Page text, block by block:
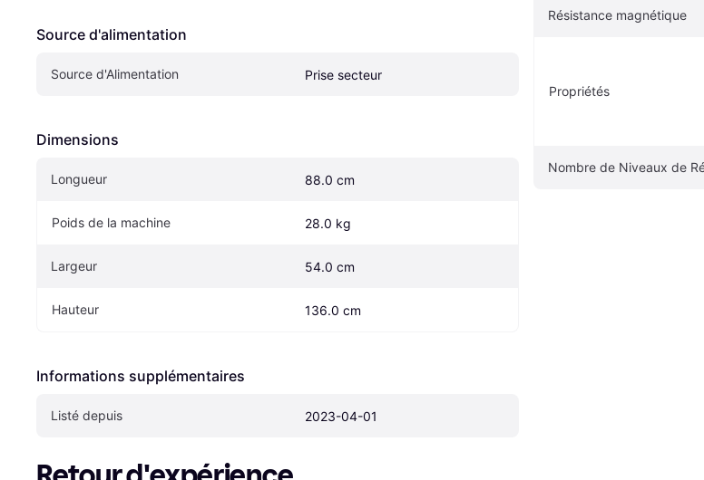
Source d'alimentation
Source d'Alimentation Prise secteur
Dimensions
Longueur 88.0 cm
Poids de la machine 28.0 kg
Largeur 54.0 cm
Hauteur 136.0 cm
Informations supplémentaires
Listé depuis 2023-04-01
Résistance magnétique
Propriétés
Nombre de Niveaux de